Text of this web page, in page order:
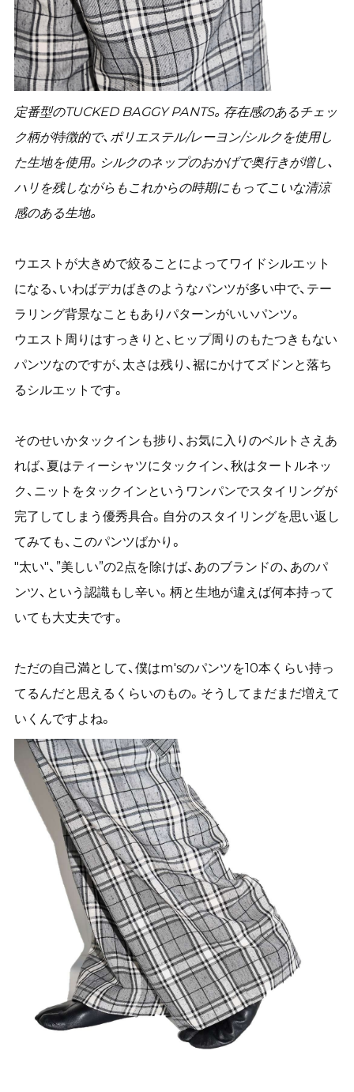
定番型のTUCKED BAGGY PANTS。存在感のあるチェッ
ク柄が特徴的で、ポリエステル/レーヨン/シルクを使用し
た生地を使用。 シルクのネップのおかげで奥行きが増し、
ハリを残しながらもこれからの時期にもってこいな清涼
感のある生地。
ウエストが大きめで絞ることによってワイドシルエット
になる、いわばデカばきのようなパンツが多い中で、テー
ラリング背景なこともありパターンがいいパンツ。
ウエスト周りはすっきりと、ヒップ周りのもたつきもない
パンツなのですが、太さは残り、裾にかけてズドンと落ち
るシルエットです。
そのせいかタックインも捗り、お気に入りのベルトさえあ
れば、夏はティーシャツにタックイン、秋はタートルネッ
ク、ニットをタックインというワンパンでスタイリングが
完了してしまう優秀具合。自分のスタイリングを思い返し
てみても、このパンツばかり。
"太い"、”美しい”の2点を除けば、あのブランドの、あのパ
ンツ、という認識もし辛い。柄と生地が違えば何本持って
いても大丈夫です。
ただの自己満として、僕はm'sのパンツを10本くらい持っ
てるんだと思えるくらいのもの。そうしてまだまだ増えて
いくんですよね。